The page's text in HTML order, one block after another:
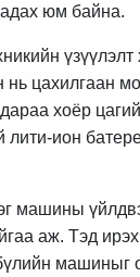
юм байна.
үзүүлэлт
цахилгаан
хоёр
лити-ион
машины
аж. Тэд
машиныг